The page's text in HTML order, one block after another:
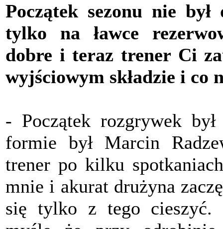
Początek sezonu nie był
tylko na ławce
dobre i teraz trener Ci
wyjściowym składzie i co
- Początek rozgrywek
formie był Marcin
trener po kilku
mnie i akurat drużyna
się tylko z tego cieszyć.